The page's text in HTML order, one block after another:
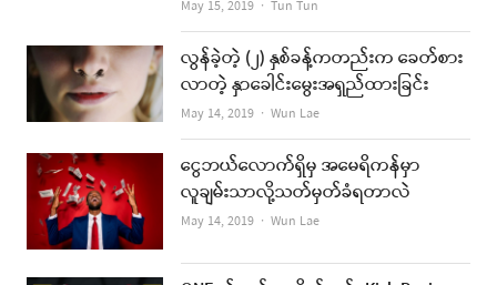
May 15, 2019 Author
Tun Tun
လွန်ခဲ့တဲ့ (၂) နှစ်ခန့်ကတည်းက ခေတ်စား
လာတဲ့ နှာခေါင်းမွေးအရှည်ထားခြင်း
May 14, 2019 Author
Wun Lae
ငွေဘယ်လောက်ရှိမှ အမေရိကန်မှာ
လူချမ်းသာလို့သတ်မှတ်ခံရတာလဲ
May 14, 2019 Author
Wun Lae